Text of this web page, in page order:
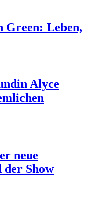
Green: Leben,
Alyce
neue
der Show